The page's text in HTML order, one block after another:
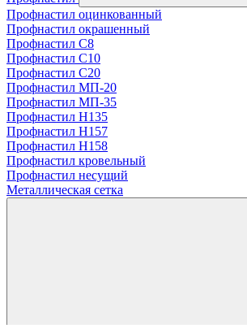
Профнастил оцинкованный
Профнастил окрашенный
Профнастил С8
Профнастил С10
Профнастил С20
Профнастил МП-20
Профнастил МП-35
Профнастил Н135
Профнастил H157
Профнастил Н158
Профнастил кровельный
Профнастил несущий
Металлическая сетка